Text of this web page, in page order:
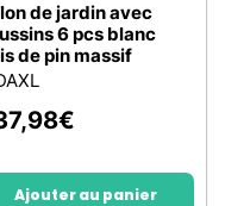
de jardin avec
6 pcs blanc
de pin massif
€
Ajouter au panier